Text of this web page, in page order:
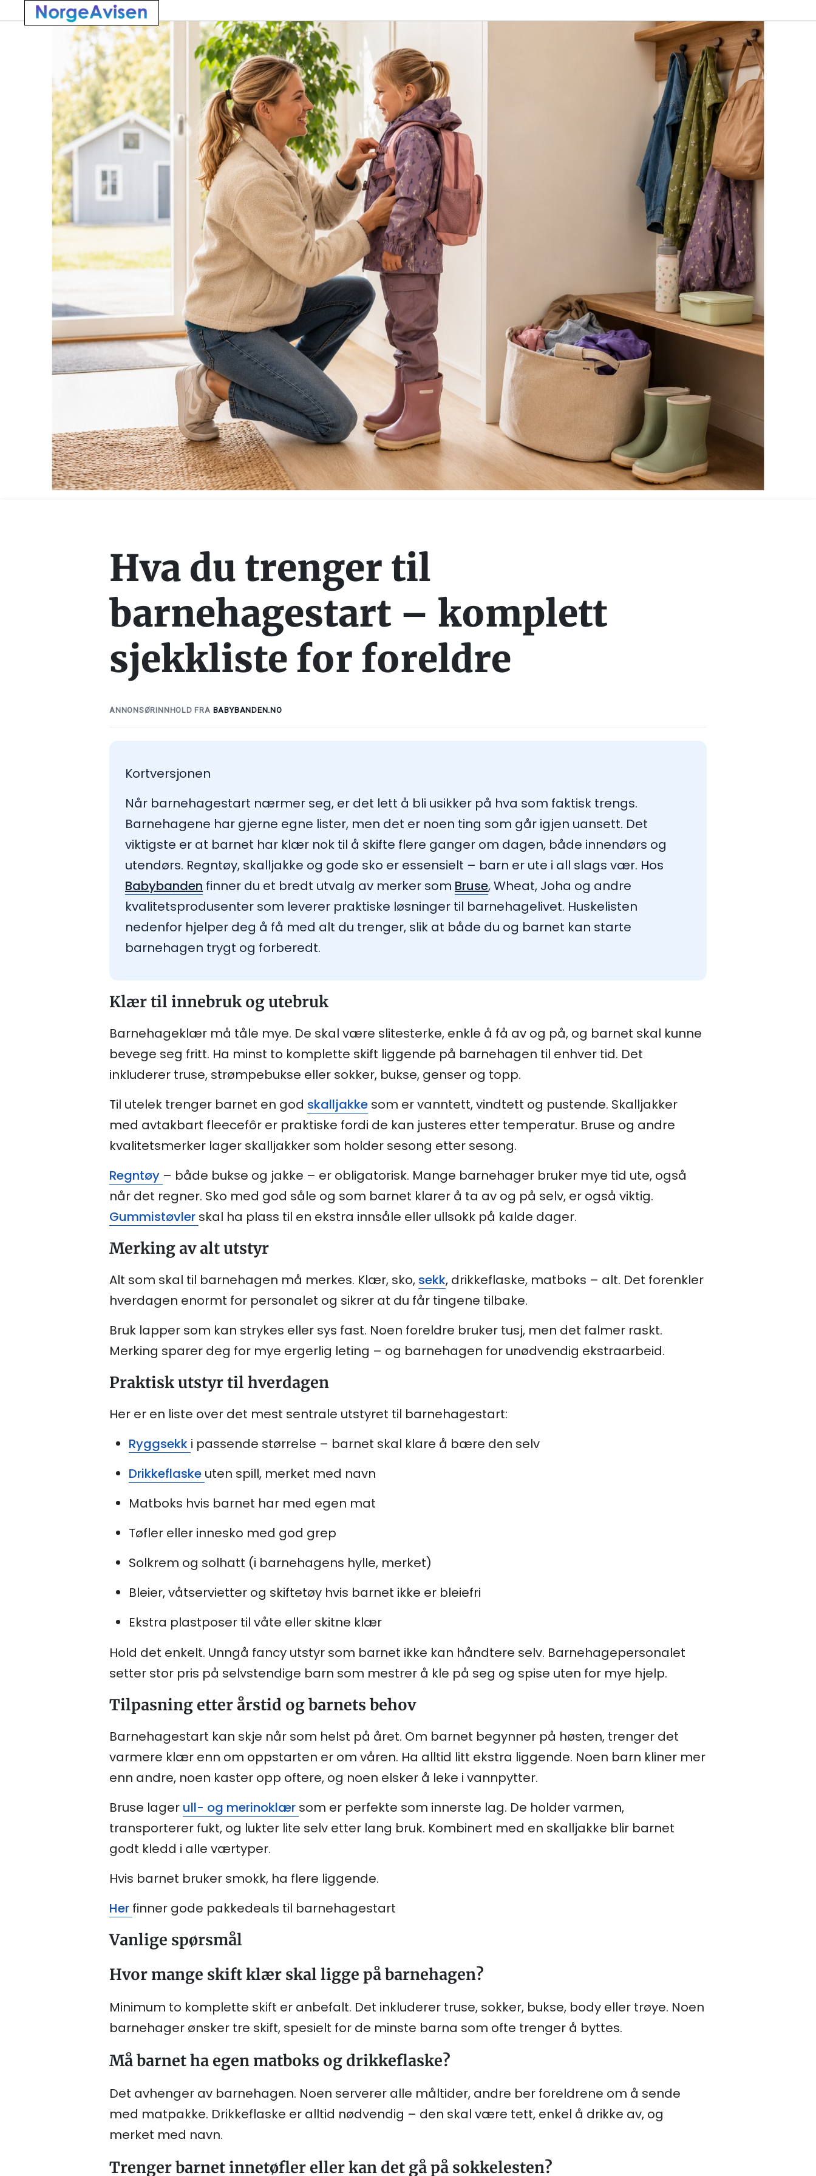
Hva du trenger til
barnehagestart – komplett
sjekkliste for foreldre
ANNONSØRINNHOLD FRA BABYBANDEN.NO
Kortversjonen
Når barnehagestart nærmer seg, er det lett å bli usikker på hva som faktisk trengs.
Barnehagene har gjerne egne lister, men det er noen ting som går igjen uansett. Det
viktigste er at barnet har klær nok til å skifte flere ganger om dagen, både innendørs og
utendørs. Regntøy, skalljakke og gode sko er essensielt – barn er ute i all slags vær. Hos
Babybanden finner du et bredt utvalg av merker som Bruse, Wheat, Joha og andre
kvalitetsprodusenter som leverer praktiske løsninger til barnehagelivet. Huskelisten
nedenfor hjelper deg å få med alt du trenger, slik at både du og barnet kan starte
barnehagen trygt og forberedt.
Klær til innebruk og utebruk
Barnehageklær må tåle mye. De skal være slitesterke, enkle å få av og på, og barnet skal kunne
bevege seg fritt. Ha minst to komplette skift liggende på barnehagen til enhver tid. Det
inkluderer truse, strømpebukse eller sokker, bukse, genser og topp.
Til utelek trenger barnet en god skalljakke som er vanntett, vindtett og pustende. Skalljakker
med avtakbart fleecefôr er praktiske fordi de kan justeres etter temperatur. Bruse og andre
kvalitetsmerker lager skalljakker som holder sesong etter sesong.
Regntøy – både bukse og jakke – er obligatorisk. Mange barnehager bruker mye tid ute, også
når det regner. Sko med god såle og som barnet klarer å ta av og på selv, er også viktig.
Gummistøvler skal ha plass til en ekstra innsåle eller ullsokk på kalde dager.
Merking av alt utstyr
Alt som skal til barnehagen må merkes. Klær, sko, sekk, drikkeflaske, matboks – alt. Det forenkler
hverdagen enormt for personalet og sikrer at du får tingene tilbake.
Bruk lapper som kan strykes eller sys fast. Noen foreldre bruker tusj, men det falmer raskt.
Merking sparer deg for mye ergerlig leting – og barnehagen for unødvendig ekstraarbeid.
Praktisk utstyr til hverdagen
Her er en liste over det mest sentrale utstyret til barnehagestart:
Ryggsekk i passende størrelse – barnet skal klare å bære den selv
Drikkeflaske uten spill, merket med navn
Matboks hvis barnet har med egen mat
Tøfler eller innesko med god grep
Solkrem og solhatt (i barnehagens hylle, merket)
Bleier, våtservietter og skiftetøy hvis barnet ikke er bleiefri
Ekstra plastposer til våte eller skitne klær
Hold det enkelt. Unngå fancy utstyr som barnet ikke kan håndtere selv. Barnehagepersonalet
setter stor pris på selvstendige barn som mestrer å kle på seg og spise uten for mye hjelp.
Tilpasning etter årstid og barnets behov
Barnehagestart kan skje når som helst på året. Om barnet begynner på høsten, trenger det
varmere klær enn om oppstarten er om våren. Ha alltid litt ekstra liggende. Noen barn kliner mer
enn andre, noen kaster opp oftere, og noen elsker å leke i vannpytter.
Bruse lager ull- og merinoklær som er perfekte som innerste lag. De holder varmen,
transporterer fukt, og lukter lite selv etter lang bruk. Kombinert med en skalljakke blir barnet
godt kledd i alle værtyper.
Hvis barnet bruker smokk, ha flere liggende.
Her finner gode pakkedeals til barnehagestart
Vanlige spørsmål
Hvor mange skift klær skal ligge på barnehagen?
Minimum to komplette skift er anbefalt. Det inkluderer truse, sokker, bukse, body eller trøye. Noen
barnehager ønsker tre skift, spesielt for de minste barna som ofte trenger å byttes.
Må barnet ha egen matboks og drikkeflaske?
Det avhenger av barnehagen. Noen serverer alle måltider, andre ber foreldrene om å sende
med matpakke. Drikkeflaske er alltid nødvendig – den skal være tett, enkel å drikke av, og
merket med navn.
Trenger barnet innetøfler eller kan det gå på sokkelesten?